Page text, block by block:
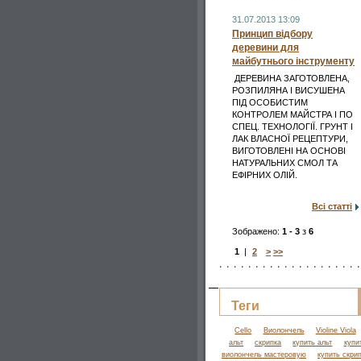
31.07.2013 13:09
Принцип відбору
деревини для
майбутнього інструменту
ДЕРЕВИНА ЗАГОТОВЛЕНА,
РОЗПИЛЯНА І ВИСУШЕНА
ПІД ОСОБИСТИМ
КОНТРОЛЕМ МАЙСТРА І ПО
СПЕЦ. ТЕХНОЛОГІЇ. ГРУНТ І
ЛАК ВЛАСНОЇ РЕЦЕПТУРИ,
ВИГОТОВЛЕНІ НА ОСНОВІ
НАТУРАЛЬНИХ СМОЛ ТА
ЕФІРНИХ ОЛІЙ.
Всі статті
Зображено: 1 - 3 з 6
1 | 2 > >>
Теги
Cello Виолончель
Violine Viola
альт
скрипка купить альт
виолончель мастеровую
купить